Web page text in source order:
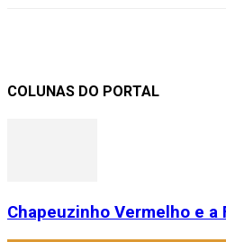
COLUNAS DO PORTAL
Chapeuzinho Vermelho e